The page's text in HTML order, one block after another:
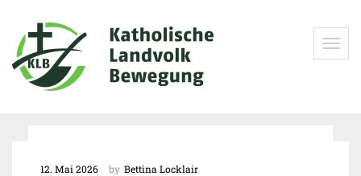
Toggle
12. Mai 2026 by Bettina Locklair